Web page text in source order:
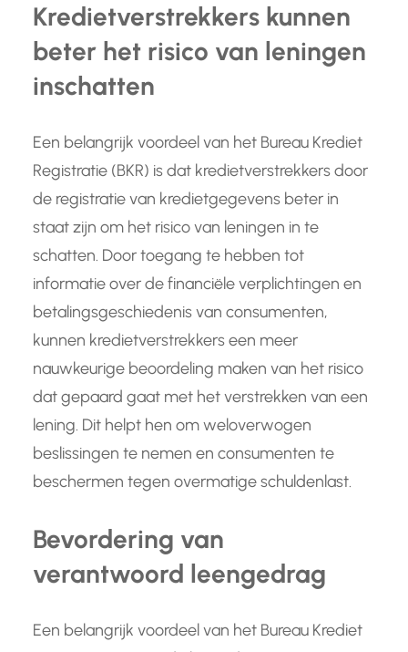
Kredietverstrekkers kunnen
beter het risico van leningen
inschatten
Een belangrijk voordeel van het Bureau Krediet
Registratie (BKR) is dat kredietverstrekkers door
de registratie van kredietgegevens beter in
staat zijn om het risico van leningen in te
schatten. Door toegang te hebben tot
informatie over de financiële verplichtingen en
betalingsgeschiedenis van consumenten,
kunnen kredietverstrekkers een meer
nauwkeurige beoordeling maken van het risico
dat gepaard gaat met het verstrekken van een
lening. Dit helpt hen om weloverwogen
beslissingen te nemen en consumenten te
beschermen tegen overmatige schuldenlast.
Bevordering van
verantwoord leengedrag
Een belangrijk voordeel van het Bureau Krediet